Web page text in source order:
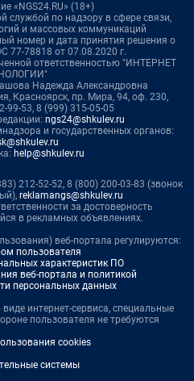
«NGS24.RU» (18+)
службой по надзору в сфере связи,
и массовых коммуникаций
номер и дата принятия решения о
77-78818 от 07.08.2020 г.
ответственностью "ИНТЕРНЕТ
Надежда Александровна
Красноярск, пр. Мира, 94, оф. 230,
99-53, 8 (999) 315-05-05
ngs24@shkulev.ru
и государственных органов:
help@shkulev.ru
212-52-52, 8 (800) 200-03-83 (звонок
reklamangs@shkulev.ru
за достоверность
в рекламных объявлениях.
веб-портала регулируются:
пользователя
характеристик ПО
веб-портала и политикой
персональных данных
интернет-сервиса, специальные
пользователя не требуются
cookies
системы